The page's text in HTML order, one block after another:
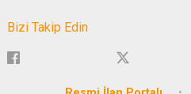
Bizi Takip Edin